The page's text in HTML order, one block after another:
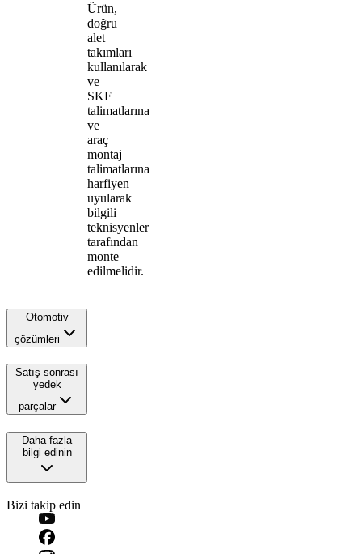
Ürün,
doğru
alet
takımları
kullanılarak
ve
SKF
talimatlarına
ve
araç
montaj
talimatlarına
harfiyen
uyularak
bilgili
teknisyenler
tarafından
monte
edilmelidir.
Otomotiv
çözümleri
Satış sonrası
yedek
parçalar
Daha fazla
bilgi edinin
Bizi takip edin